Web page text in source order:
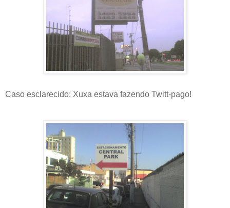
Caso esclarecido: Xuxa estava fazendo Twitt-pago!